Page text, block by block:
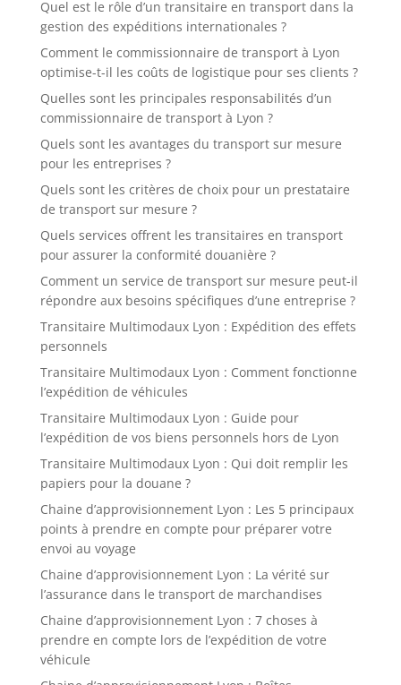
Quel est le rôle d’un transitaire en transport dans la
gestion des expéditions internationales ?
Comment le commissionnaire de transport à Lyon
optimise-t-il les coûts de logistique pour ses clients ?
Quelles sont les principales responsabilités d’un
commissionnaire de transport à Lyon ?
Quels sont les avantages du transport sur mesure
pour les entreprises ?
Quels sont les critères de choix pour un prestataire
de transport sur mesure ?
Quels services offrent les transitaires en transport
pour assurer la conformité douanière ?
Comment un service de transport sur mesure peut-il
répondre aux besoins spécifiques d’une entreprise ?
Transitaire Multimodaux Lyon : Expédition des effets
personnels
Transitaire Multimodaux Lyon : Comment fonctionne
l’expédition de véhicules
Transitaire Multimodaux Lyon : Guide pour
l’expédition de vos biens personnels hors de Lyon
Transitaire Multimodaux Lyon : Qui doit remplir les
papiers pour la douane ?
Chaine d’approvisionnement Lyon : Les 5 principaux
points à prendre en compte pour préparer votre
envoi au voyage
Chaine d’approvisionnement Lyon : La vérité sur
l’assurance dans le transport de marchandises
Chaine d’approvisionnement Lyon : 7 choses à
prendre en compte lors de l’expédition de votre
véhicule